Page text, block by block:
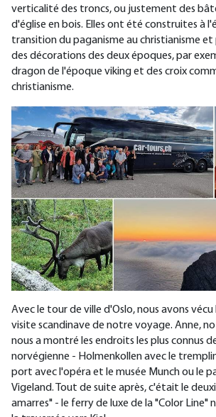
verticalité des troncs, ou justement des
d'église en bois. Elles ont été construites à
transition du paganisme au christianisme
des décorations des deux époques, par
dragon de l'époque viking et des croix
christianisme.
Avec le tour de ville d'Oslo, nous avons
visite scandinave de notre voyage. Anne,
nous a montré les endroits les plus connus
norvégienne - Holmenkollen avec le
port avec l'opéra et le musée Munch ou le
Vigeland. Tout de suite après, c'était le
amarres" - le ferry de luxe de la "Color